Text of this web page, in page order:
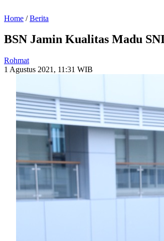
Home /Berita
BSN Jamin Kualitas Madu
Rohmat
1 Agustus 2021, 11:31 WIB